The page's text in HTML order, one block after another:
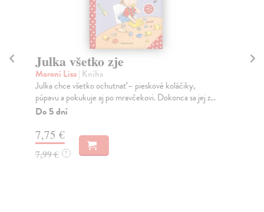
Julka všetko zje
Moroni Lisa| Kniha
Julka chce všetko ochutnať – pieskové koláčiky,
púpavu a pokukuje aj po mravčekovi. Dokonca sa jej z...
Do 5 dní
7,75 €
7,99 € ?